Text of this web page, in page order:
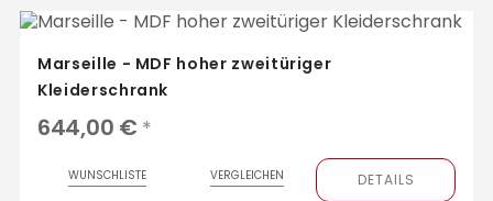
Marseille - MDF hoher zweitüriger
Kleiderschrank
644,00 € *
WUNSCHLISTE VERGLEICHEN DETAILS